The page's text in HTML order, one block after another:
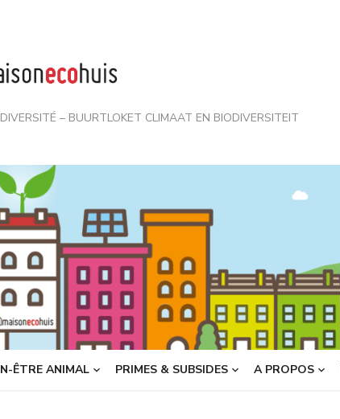
– BUURTLOKET CLIMAAT EN BIODIVERSITEIT
ÊTRE ANIMAL PRIMES & SUBSIDES A PROPOS